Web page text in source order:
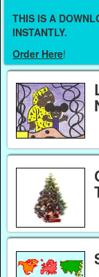
THIS IS A
INSTANTLY.
Order Here!